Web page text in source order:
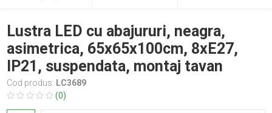
Lustra LED cu abajururi, neagra,
asimetrica, 65x65x100cm, 8xE27,
IP21, suspendata, montaj tavan
Cod produs: LC3689
(0)